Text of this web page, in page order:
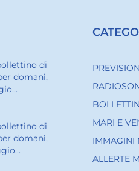
di
domani,
di
domani,
MARI E
IMMAGINI
ALLERTE